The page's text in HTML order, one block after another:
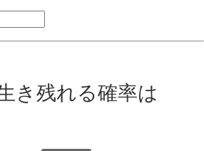
き残れる確率は